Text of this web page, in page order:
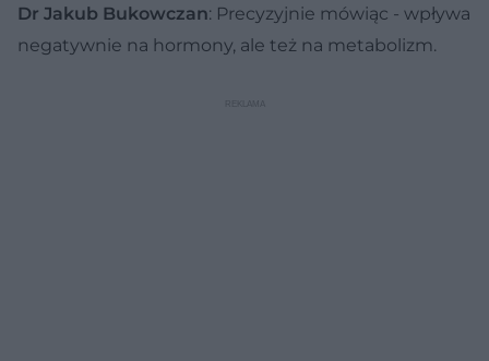
Dr Jakub Bukowczan: Precyzyjnie mówiąc - wpływa
negatywnie na hormony, ale też na metabolizm.